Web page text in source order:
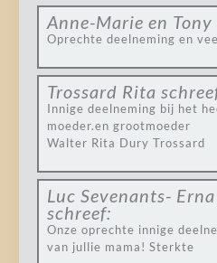
Anne-Marie en Tony
Oprechte deelneming en
Trossard Rita
Innige deelneming bij het
moeder.en grootmoeder
Walter Rita Dury Trossard
Luc Sevenants-
schreef:
Onze oprechte innige
van jullie mama! Sterkte